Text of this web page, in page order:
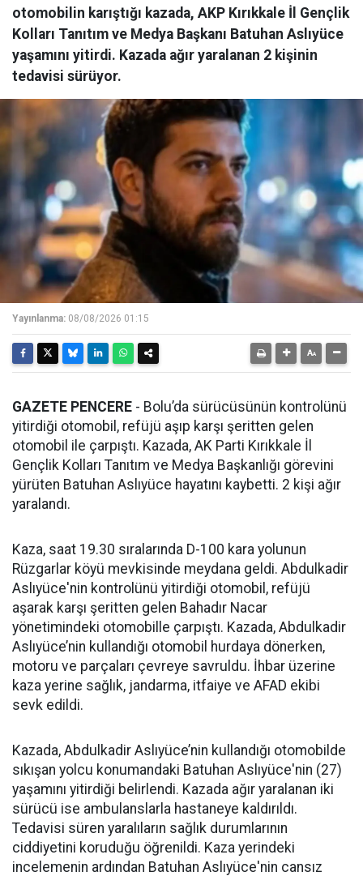
otomobilin karıştığı kazada, AKP Kırıkkale İl Gençlik
Kolları Tanıtım ve Medya Başkanı Batuhan Aslıyüce
yaşamını yitirdi. Kazada ağır yaralanan 2 kişinin
tedavisi sürüyor.
Yayınlanma: 08/08/2026 01:15
GAZETE PENCERE - Bolu’da sürücüsünün kontrolünü
yitirdiği otomobil, refüjü aşıp karşı şeritten gelen
otomobil ile çarpıştı. Kazada, AK Parti Kırıkkale İl
Gençlik Kolları Tanıtım ve Medya Başkanlığı görevini
yürüten Batuhan Aslıyüce hayatını kaybetti. 2 kişi ağır
yaralandı.
Kaza, saat 19.30 sıralarında D-100 kara yolunun
Rüzgarlar köyü mevkisinde meydana geldi. Abdulkadir
Aslıyüce'nin kontrolünü yitirdiği otomobil, refüjü
aşarak karşı şeritten gelen Bahadır Nacar
yönetimindeki otomobille çarpıştı. Kazada, Abdulkadir
Aslıyüce’nin kullandığı otomobil hurdaya dönerken,
motoru ve parçaları çevreye savruldu. İhbar üzerine
kaza yerine sağlık, jandarma, itfaiye ve AFAD ekibi
sevk edildi.
Kazada, Abdulkadir Aslıyüce’nin kullandığı otomobilde
sıkışan yolcu konumandaki Batuhan Aslıyüce'nin (27)
yaşamını yitirdiği belirlendi. Kazada ağır yaralanan iki
sürücü ise ambulanslarla hastaneye kaldırıldı.
Tedavisi süren yaralıların sağlık durumlarının
ciddiyetini koruduğu öğrenildi. Kaza yerindeki
incelemenin ardından Batuhan Aslıyüce'nin cansız